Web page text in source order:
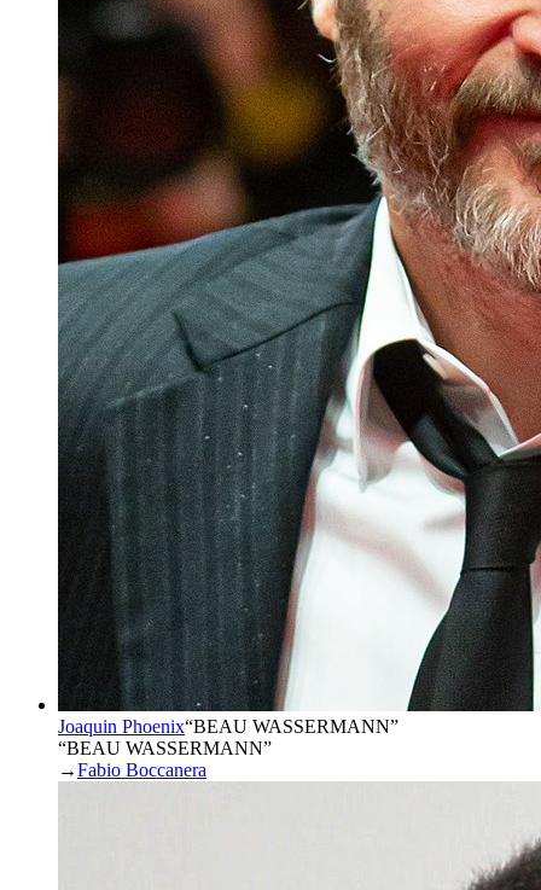
Joaquin Phoenix“BEAU WASSERMANN”
“BEAU WASSERMANN”
→Fabio Boccanera